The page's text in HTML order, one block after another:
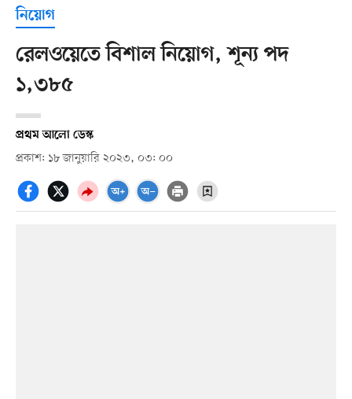
নিয়োগ
রেলওয়েতে বিশাল নিয়োগ, শূন্য পদ
১,৩৮৫
প্রথম আলো ডেস্ক
প্রকাশ: ১৮ জানুয়ারি ২০২৩, ০৩: ০০